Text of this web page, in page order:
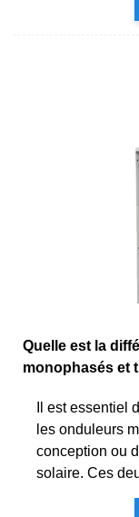
Quelle est la
monophasés et
Il est essentiel
les onduleurs
conception ou
solaire. Ces